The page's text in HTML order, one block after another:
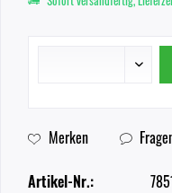
Merken
Artikel-Nr.: